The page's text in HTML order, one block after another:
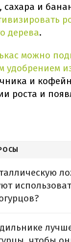
сахара и
дерева.
можно
удобрением
и
роста и